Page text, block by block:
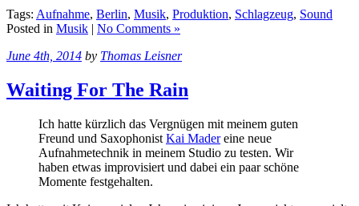
Tags: Aufnahme, Berlin, Musik, Produktion, Schlagzeug, Sound
Posted in Musik | No Comments »
June 4th, 2014 by Thomas Leisner
Waiting For The Rain
Ich hatte kürzlich das Vergnügen mit meinem guten
Freund und Saxophonist Kai Madereine neue
Aufnahmetechnik in meinem Studio zu testen. Wir
haben etwas improvisiert und dabei ein paar schöne
Momente festgehalten.